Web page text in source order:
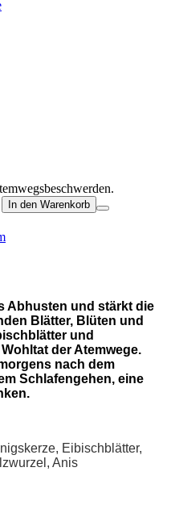
Abhusten und stärkt die
Blätter, Blüten und
und
der Atemwege.
nach dem
Schlafengehen, eine
Eibischblätter,
Anis